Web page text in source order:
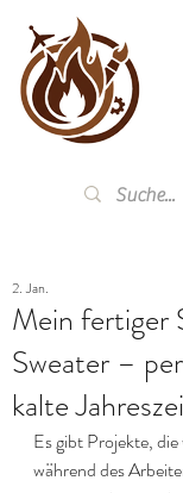
Mein fertiger
Sweater –
kalte
2. Jan.
Es gibt Projekte,
während des